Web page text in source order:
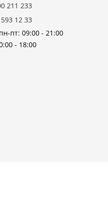
211 233
12 33
пт: 09:00 - 21:00
- 18:00